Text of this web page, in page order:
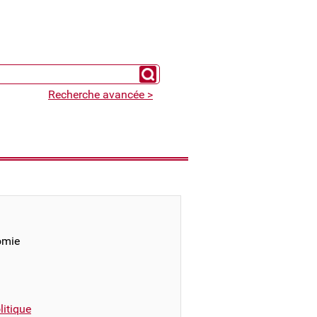
Chercher un expert
Recherche avancée >